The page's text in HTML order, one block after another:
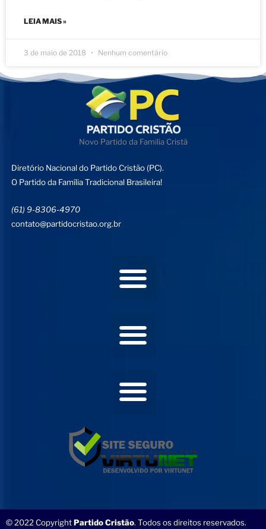
LEIA MAIS »
3 de maio de 2018 Nenhum comentário
Novo Partido da Familia Cristã
Diretório Nacional do Partido Cristão (PC).
O Partido da Família Tradicional Brasileira!
(61) 9-8306-4970
contato@partidocristao.org.br
© 2022 CopyrightPartido Cristão. Todos os direitos reservados.